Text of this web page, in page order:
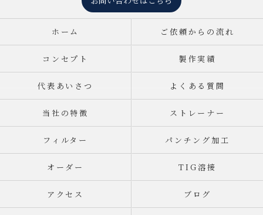
ホーム ご依頼からの流れ
コンセプト 製作実績
代表あいさつ よくある質問
当社の特徴 ストレーナー
フィルター パンチング加工
オーダー TIG溶接
アクセス ブログ